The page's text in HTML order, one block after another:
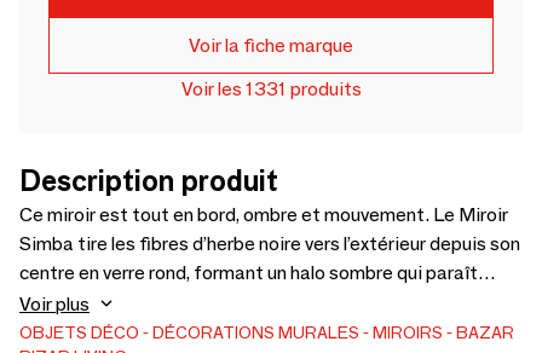
Voir la fiche marque
Voir les 1331 produits
Description produit
Ce miroir est tout en bord, ombre et mouvement. Le Miroir
Simba tire les fibres d’herbe noire vers l’extérieur depuis son
centre en verre rond, formant un halo sombre qui paraît
graphique, tactile et plein d’énergie sur le mur. Le centre
miroir plus petit laisse davantage de place au cadre en
Voir plus
OBJETS DÉCO DÉCORATIONS MURALES MIROIRS
BAZAR